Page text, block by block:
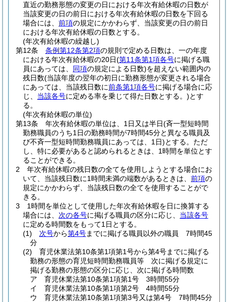
直近の勤務形態の変更の日における年次有給休暇の日数が
当該変更の日の前日における年次有給休暇の日数を下回る
場合には、 前項の規定にかかわらず、当該変更の日の前日
における年次有給休暇の日数とする。
(年次有給休暇の繰越し)
第12条
条例第12条第2項の規則で定める日数は、一の年度
における年次有給休暇の20日(第11条第1項各号に掲げる職
員にあっては、 同項の規定による日数)を超えない範囲内の
残日数(当該年度の翌年の初日に勤務形態が変更される場合
にあっては、当該残日数に前条第1項各号に掲げる場合に応
じ、 当該各号に定める率を乗じて得た日数とする。)とす
る。
(年次有給休暇の単位)
第13条
年次有給休暇の単位は、1日又は半日(斉一型短時間
勤務職員のうち1日の勤務時間が7時間45分と異なる職員及
び不斉一型短時間勤務職員にあっては、1日)とする。 ただ
し、特に必要があると認められるときは、1時間を単位とす
ることができる。
2
年次有給休暇の残日数の全てを使用しようとする場合にお
いて、当該残日数に1時間未満の端数があるときは、 前項の
規定にかかわらず、当該残日数の全てを使用することがで
きる。
3
1時間を単位として使用した年次有給休暇を日に換算する
場合には、 次の各号に掲げる職員の区分に応じ、 当該各号
に定める時間数をもって1日とする。
(1)
次号から第4号までに掲げる職員以外の職員 7時間45
分
(2)
育児休業法第10条第1項第1号から第4号までに掲げる
勤務の形態の育児短時間勤務職員等 次に掲げる規定に
掲げる勤務の形態の区分に応じ、次に掲げる時間数
ア
育児休業法第10条第1項第1号 3時間55分
イ
育児休業法第10条第1項第2号 4時間55分
ウ
育児休業法第10条第1項第3号又は第4号 7時間45分